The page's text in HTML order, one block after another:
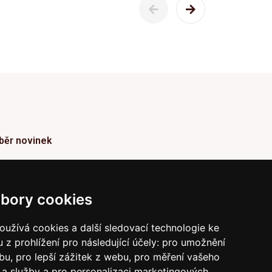
cookies
cookies a další sledovací technologie ke
z prohlížení pro následující účely: pro umožnění
, pro lepší zážitek z webu, pro měření vašeho
novinek
odběru současně souhlasíte s našimi podmínkami o
soukromí a současně nám udělujete souhlas se
obchodních e-mailů.